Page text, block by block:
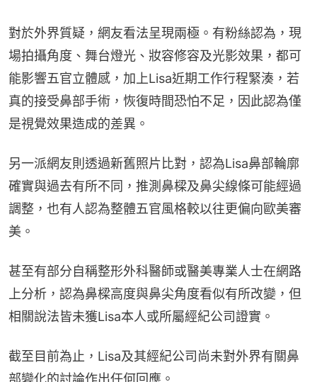
對於外界質疑，網友看法呈現兩極。有粉絲認為，現
場拍攝角度、舞台燈光、妝容修容及光影效果，都可
能影響五官立體感，加上Lisa近期工作行程緊湊，若
真的接受鼻部手術，恢復時間恐怕不足，因此認為僅
是視覺效果造成的差異。
另一派網友則透過新舊照片比對，認為Lisa鼻部輪廓
確實與過去有所不同，推測鼻樑及鼻尖線條可能經過
調整，也有人認為整體五官風格較以往更偏向歐美審
美。
甚至有部分自稱整形外科醫師或醫美專業人士在網路
上分析，認為鼻樑高度與鼻尖角度看似有所改變，但
相關說法皆未獲Lisa本人或所屬經紀公司證實。
截至目前為止，Lisa及其經紀公司尚未對外界有關鼻